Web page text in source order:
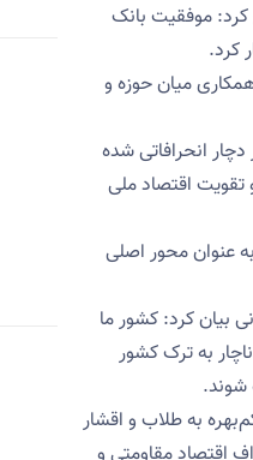
کرد: موفقیت بانک
کرد.
میان حوزه و
انحرافاتی شده
تقویت اقتصاد ملی
عنوان محور اصلی
بیان کرد: کشور ما
به ترک کشور
به طلاب و اقشار